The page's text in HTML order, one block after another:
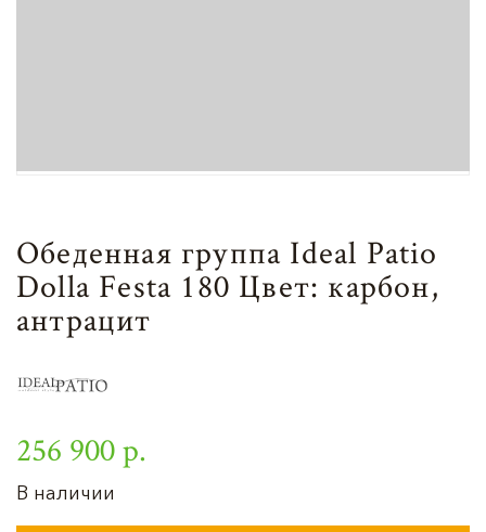
Обеденная группа Ideal Patio
Dolla Festa 180 Цвет: карбон,
антрацит
256 900 р.
В наличии